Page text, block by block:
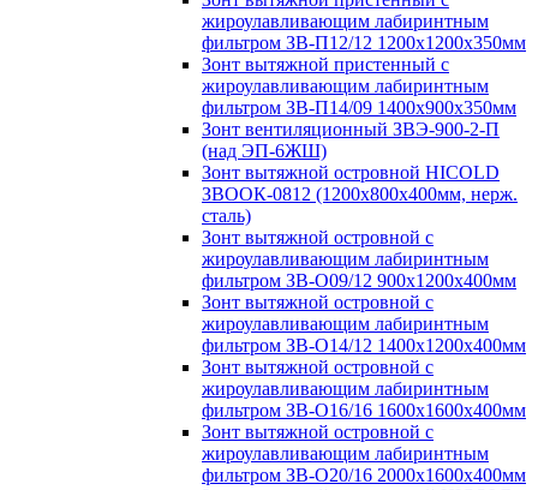
жироулавливающим лабиринтным
фильтром ЗВ-П12/12 1200х1200х350мм
Зонт вытяжной пристенный с
жироулавливающим лабиринтным
фильтром ЗВ-П14/09 1400х900х350мм
Зонт вентиляционный ЗВЭ-900-2-П
(над ЭП-6ЖШ)
Зонт вытяжной островной HICOLD
ЗВООК-0812 (1200х800x400мм, нерж.
сталь)
Зонт вытяжной островной с
жироулавливающим лабиринтным
фильтром ЗВ-О09/12 900х1200х400мм
Зонт вытяжной островной с
жироулавливающим лабиринтным
фильтром ЗВ-О14/12 1400х1200х400мм
Зонт вытяжной островной с
жироулавливающим лабиринтным
фильтром ЗВ-О16/16 1600х1600х400мм
Зонт вытяжной островной с
жироулавливающим лабиринтным
фильтром ЗВ-О20/16 2000х1600х400мм